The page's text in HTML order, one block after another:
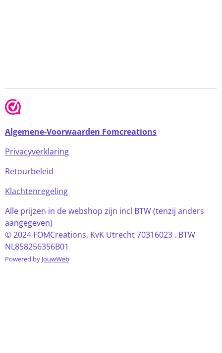
Algemene-Voorwaarden Fomcreations
Privacyverklaring
Retourbeleid
Klachtenregeling
Alle prijzen in de webshop zijn incl BTW (tenzij anders
aangegeven)
© 2024 FOMCreations, KvK Utrecht 70316023 . BTW
NL858256356B01
Powered by JouwWeb